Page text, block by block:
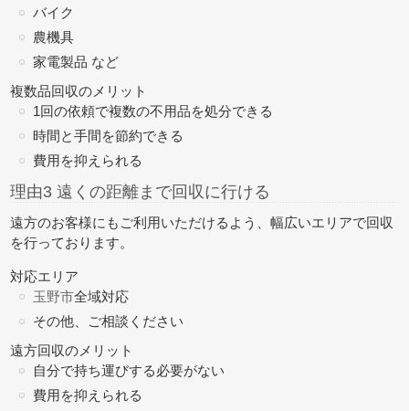
バイク
農機具
家電製品 など
複数品回収のメリット
1回の依頼で複数の不用品を処分できる
時間と手間を節約できる
費用を抑えられる
理由3 遠くの距離まで回収に行ける
遠方のお客様にもご利用いただけるよう、幅広いエリアで回収
を行っております。
対応エリア
玉野市全域対応
その他、ご相談ください
遠方回収のメリット
自分で持ち運びする必要がない
費用を抑えられる